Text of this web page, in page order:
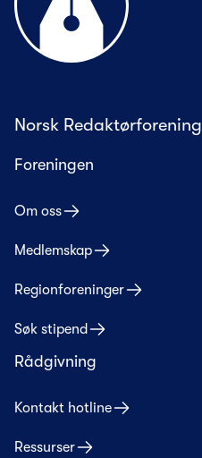
Norsk Redaktørforening
Foreningen
Om oss
Medlemskap
Regionforeninger
Søk stipend
Rådgivning
Kontakt hotline
Ressurser